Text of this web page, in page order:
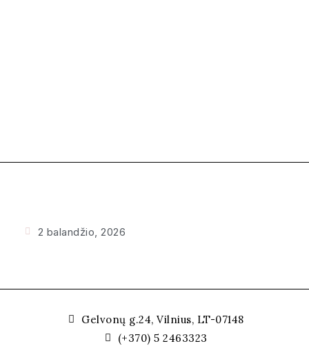
2 balandžio, 2026
Gelvonų g.24, Vilnius, LT-07148
(+370) 5 2463323